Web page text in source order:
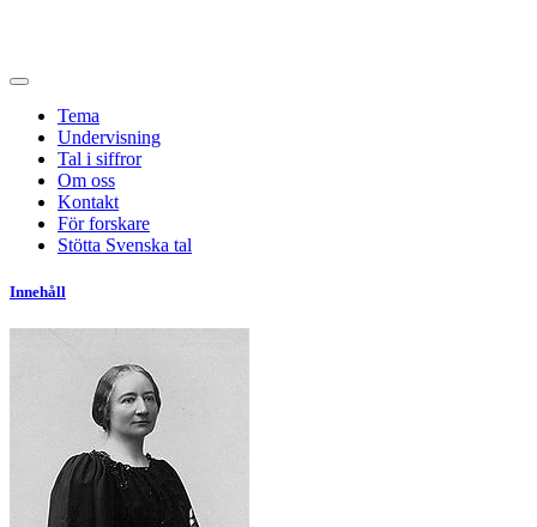
Tema
Undervisning
Tal i siffror
Om oss
Kontakt
För forskare
Stötta Svenska tal
Innehåll